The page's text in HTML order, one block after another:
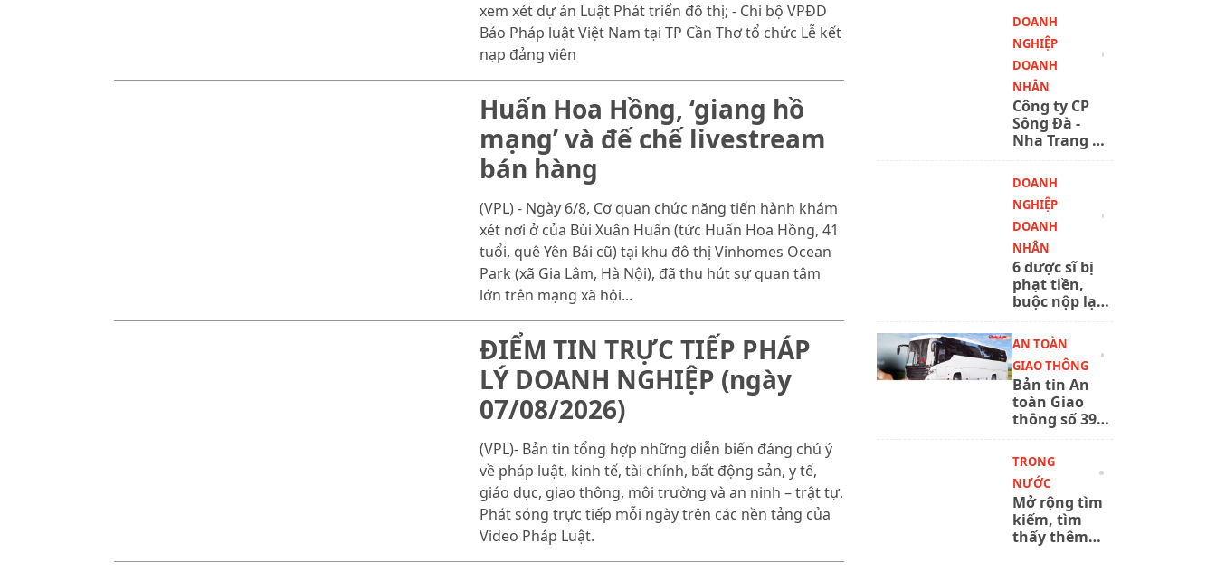
xem xét dự án Luật Phát triển đô thị; - Chi bộ VPĐD
Báo Pháp luật Việt Nam tại TP Cần Thơ tổ chức Lễ kết
nạp đảng viên
Huấn Hoa Hồng, ‘giang hồ
mạng’ và đế chế livestream
bán hàng
(VPL) - Ngày 6/8, Cơ quan chức năng tiến hành khám
xét nơi ở của Bùi Xuân Huấn (tức Huấn Hoa Hồng, 41
tuổi, quê Yên Bái cũ) tại khu đô thị Vinhomes Ocean
Park (xã Gia Lâm, Hà Nội), đã thu hút sự quan tâm
lớn trên mạng xã hội...
ĐIỂM TIN TRỰC TIẾP PHÁP
LÝ DOANH NGHIỆP (ngày
07/08/2026)
(VPL)- Bản tin tổng hợp những diễn biến đáng chú ý
về pháp luật, kinh tế, tài chính, bất động sản, y tế,
giáo dục, giao thông, môi trường và an ninh – trật tự.
Phát sóng trực tiếp mỗi ngày trên các nền tảng của
Video Pháp Luật.
DOANH
NGHIỆP
DOANH
NHÂN
Công ty CP
Sông Đà -
Nha Trang bị
triệu đồng vì
chậm công
bố thông tin
DOANH
NGHIỆP
DOANH
NHÂN
6 dược sĩ bị
phạt tiền,
buộc nộp lại
hành nghề
dược
AN TOÀN
GIAO THÔNG
Bản tin An
toàn Giao
thông số 393:
xuyên suốt
để phương
tiện làm
quen phân
luồng giao
thông mới tại
TRONG
NƯỚC
Mở rộng tìm
kiếm, tìm
thấy thêm